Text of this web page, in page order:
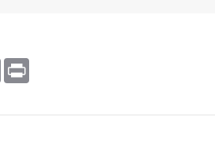
Email